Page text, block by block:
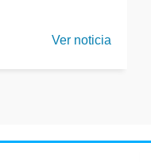
Ver noticia